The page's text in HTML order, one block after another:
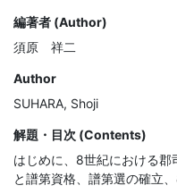
編著者 (Author)
須原 祥二
Author
SUHARA, Shoji
解題・目次 (Contents)
はじめに、8世紀における
と譜第資格、譜第選の確立、